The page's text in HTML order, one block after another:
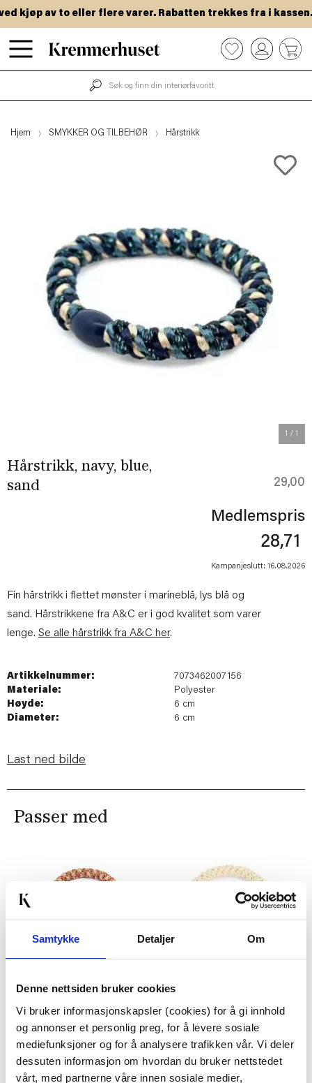
Samtykke Detaljer Om
Denne nettsiden bruker cookies
Vi bruker informasjonskapsler (cookies) for å gi innhold
og annonser et personlig preg, for å levere sosiale
mediefunksjoner og for å analysere trafikken vår. Vi deler
dessuten informasjon om hvordan du bruker nettstedet
vårt, med partnerne våre innen sosiale medier,
Hopp
til
kjøp av to eller flere varer. Rabatten trekkes fra i kassen.
0
Hjem SMYKKER OG TILBEHØR Hårstrikk
1 / 1
Hårstrikk, navy, blue,
sand
29,00
Medlemspris
28,71
Kampanjeslutt: 16.08.2026
Fin hårstrikk i flettet mønster i marineblå, lys blå og
sand. Hårstrikkene fra A&C er i god kvalitet som varer
lenge. Se alle hårstrikk fra A&C her.
Artikkelnummer:
7073462007156
Materiale:
Polyester
Høyde:
6 cm
Diameter:
6 cm
Last ned bilde
Passer med
TUTTIFRUTTI, RUST,
29,00
28,71
KJØP
29,00
28,71